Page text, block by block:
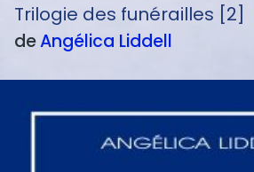
CRITIQUES
PODCASTS
Trilogie des funérailles [2]
deAngélica Liddell